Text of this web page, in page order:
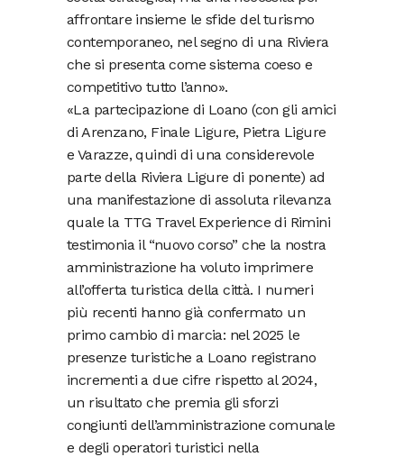
affrontare insieme le sfide del turismo
contemporaneo, nel segno di una Riviera
che si presenta come sistema coeso e
competitivo tutto l’anno».
«La partecipazione di Loano (con gli amici
di Arenzano, Finale Ligure, Pietra Ligure
e Varazze, quindi di una considerevole
parte della Riviera Ligure di ponente) ad
una manifestazione di assoluta rilevanza
quale la TTG Travel Experience di Rimini
testimonia il “nuovo corso” che la nostra
amministrazione ha voluto imprimere
all’offerta turistica della città. I numeri
più recenti hanno già confermato un
primo cambio di marcia: nel 2025 le
presenze turistiche a Loano registrano
incrementi a due cifre rispetto al 2024,
un risultato che premia gli sforzi
congiunti dell’amministrazione comunale
e degli operatori turistici nella